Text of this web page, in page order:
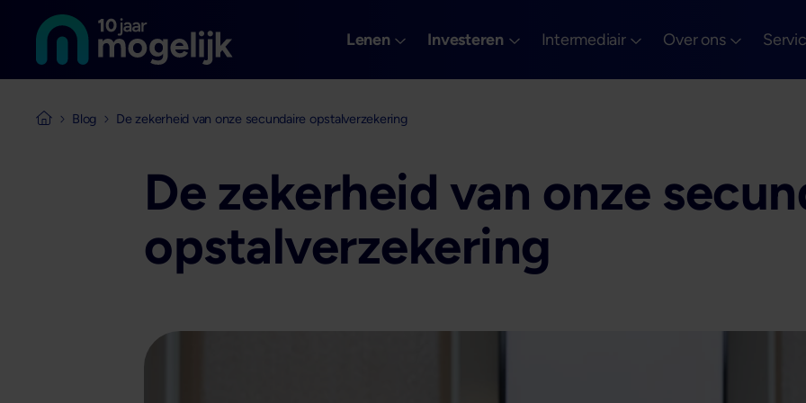
Overslaan en naar de inhoud gaan
Naar de homepage van
Lenen Investeren Intermediair Over ons
Naar de homepage van Mogelijk Vastgoedfinancieringen
Blog De zekerheid van onze secundaire opstalverzekering
De zekerheid van onze
opstalverzekering